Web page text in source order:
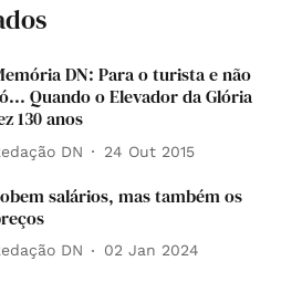
DN: Para o turista e não
Quando o Elevador da Glória
130 anos
DN 24 Out 2015
salários, mas também os
DN 02 Jan 2024